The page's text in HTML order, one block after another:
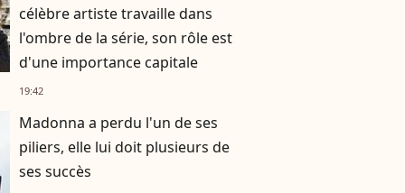
célèbre artiste travaille dans
l'ombre de la série, son rôle est
d'une importance capitale
19:42
Madonna a perdu l'un de ses
piliers, elle lui doit plusieurs de
ses succès